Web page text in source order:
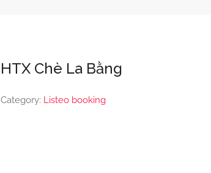
HTX Chè La Bằng
Category: Listeo booking